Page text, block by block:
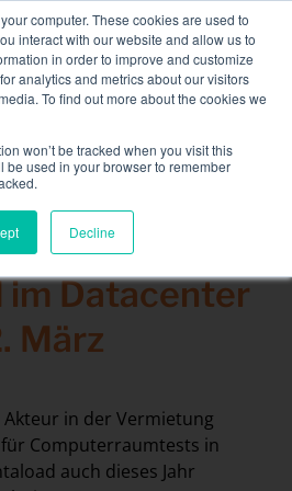
computer. These cookies are used to
interact with our website and allow us to
in order to improve and customize
analytics and metrics about our visitors
To find out more about the cookies we
won’t be tracked when you visit this
be used in your browser to remember
Decline
MW / MVA-Ladebänke verfügbar,
finden Sie hier.
KONTAKT
Toggle
im Datacenter
März
in der Vermietung
Computerraumtests in
auch dieses Jahr